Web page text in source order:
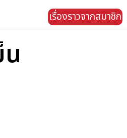
เรื่องราวจากสมาชิก